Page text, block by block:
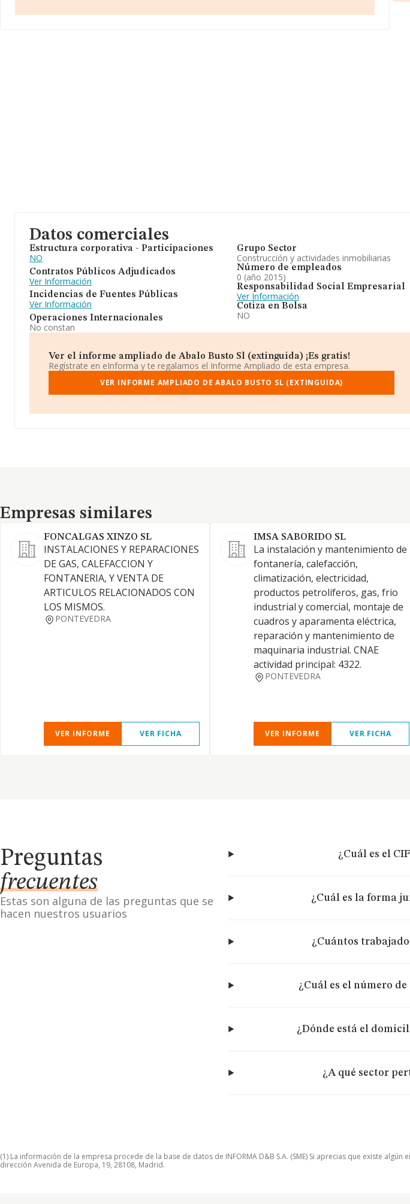
facturación de ventas entre todas las compañías asciende a los 316 mil euros. En cuanto a
Datos comerciales
Estructura corporativa - Participaciones
NO
Contratos Públicos Adjudicados
Ver Información
Incidencias de Fuentes Públicas
Ver Información
Operaciones Internacionales
No constan
Grupo Sector
Construcción y actividades inmobiliarias
Número de empleados
0 (año 2015)
Responsabilidad Social Empresarial
Ver Información
Cotiza en Bolsa
NO
Ver el informe ampliado de Abalo Busto Sl (extinguida) ¡Es gratis!
Regístrate en eInforma y te regalamos el Informe Ampliado de esta empresa.
VER INFORME AMPLIADO DE ABALO BUSTO SL (EXTINGUIDA)
Empresas similares
Empresas similares
FONCALGAS XINZO SL
INSTALACIONES Y REPARACIONES
DE GAS, CALEFACCION Y
FONTANERIA, Y VENTA DE
ARTICULOS RELACIONADOS CON
LOS MISMOS.
PONTEVEDRA
VER INFORME VER FICHA
IMSA SABORIDO SL
La instalación y mantenimiento de
fontanería, calefacción,
climatización, electricidad,
productos petrolíferos, gas, frio
industrial y comercial, montaje de
cuadros y aparamenta eléctrica,
reparación y mantenimiento de
maquinaria industrial. CNAE
actividad principal: 4322.
PONTEVEDRA
VER INFORME VER FICHA
Preguntas
frecuentes
Estas son alguna de las preguntas que se
hacen nuestros usuarios
¿Cuál es el
¿Cuál es la forma
¿Cuántos
¿Cuál es el número
¿Dónde está el
¿A qué sector
(1) La información de la empresa procede de la base de datos de INFORMA D&B S.A. (SME) Si aprecias que existe
dirección Avenida de Europa, 19, 28108, Madrid.